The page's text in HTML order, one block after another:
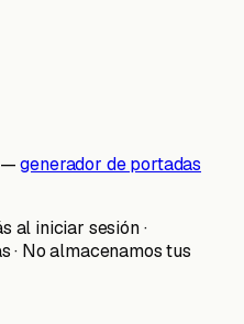
— generador de portadas
al iniciar sesión ·
· No almacenamos tus